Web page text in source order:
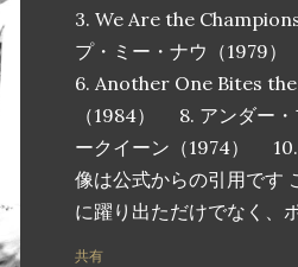
3. We Are the
プ・ミー・ナウ（1979
6. Another One Bites
（1984） 8. アンダー
ークイーン（1974）
像は公式からの引用です
に躍り出ただけでなく、
根付いた、クイーンの歴
共有